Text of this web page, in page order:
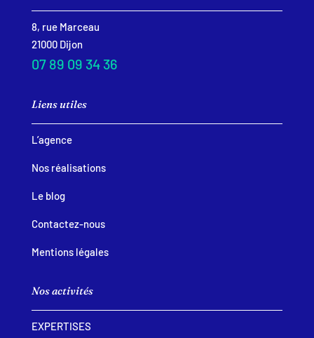
8, rue Marceau
21000 Dijon
07 89 09 34 36
Liens utiles
L’agence
Nos réalisations
Le blog
Contactez-nous
Mentions légales
Nos activités
EXPERTISES